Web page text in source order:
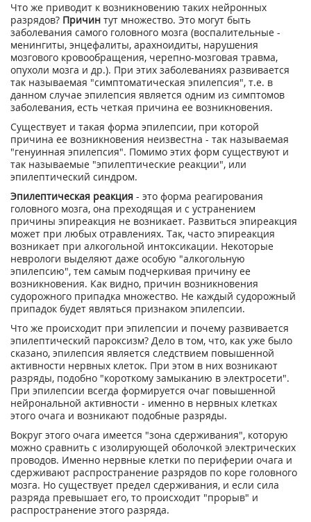
Что же приводит к возникновению таких нейронных
разрядов? Причин тут множество. Это могут быть
заболевания самого головного мозга (воспалительные -
менингиты, энцефалиты, арахноидиты, нарушения
мозгового кровообращения, черепно-мозговая травма,
опухоли мозга и др.). При этих заболеваниях развивается
так называемая "симптоматическая эпилепсия", т.е. в
данном случае эпилепсия является одним из симптомов
заболевания, есть четкая причина ее возникновения.
Существует и такая форма эпилепсии, при которой
причина ее возникновения неизвестна - так называемая
"генуинная эпилепсия". Помимо этих форм существуют и
так называемые "эпилептические реакции", или
эпилептический синдром.
Эпилептическая реакция - это форма реагирования
головного мозга, она преходящая и с устранением
причины эпиреакция не возникает. Развиться эпиреакция
может при любых отравлениях. Так, часто эпиреакция
возникает при алкогольной интоксикации. Некоторые
неврологи выделяют даже особую "алкогольную
эпилепсию", тем самым подчеркивая причину ее
возникновения. Как видно, причин возникновения
судорожного припадка множество. Не каждый судорожный
припадок будет являться признаком эпилепсии.
Что же происходит при эпилепсии и почему развивается
эпилептический пароксизм? Дело в том, что, как уже было
сказано, эпилепсия является следствием повышенной
активности нервных клеток. При этом в них возникают
разряды, подобно "короткому замыканию в электросети".
При эпилепсии всегда формируется очаг повышенной
нейрональной активности - именно в нервных клетках
этого очага и возникают подобные разряды.
Вокруг этого очага имеется "зона сдерживания", которую
можно сравнить с изолирующей оболочкой электрических
проводов. Именно нервные клетки по периферии очага и
сдерживают распространение разрядов по коре головного
мозга. Но существует предел сдерживания, и если сила
разряда превышает его, то происходит "прорыв" и
распространение этого разряда.